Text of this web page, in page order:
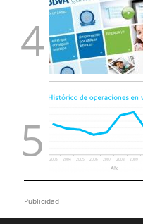
Publicidad